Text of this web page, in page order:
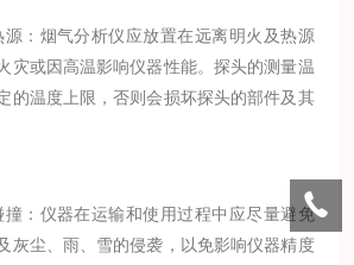
烟气分析仪应放置在远离明火及热源
灾或因高温影响仪器性能。探头的测量温
的温度上限，否则会损坏探头的部件及其
仪器在运输和使用过程中应尽量避免
灰尘、雨、雪的侵袭，以免影响仪器精度